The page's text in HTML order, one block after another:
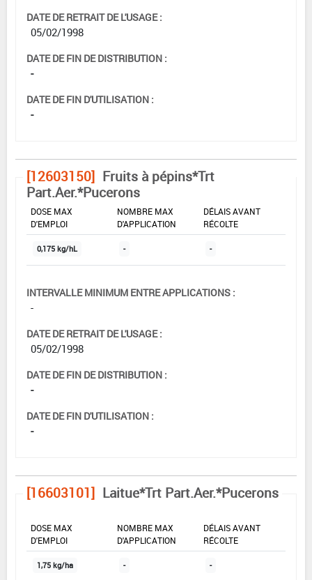
DATE DE RETRAIT DE L'USAGE :
05/02/1998
DATE DE FIN DE DISTRIBUTION :
-
DATE DE FIN D'UTILISATION :
-
[12603150] Fruits à pépins*Trt
Part.Aer.*Pucerons
DOSE MAX
D'EMPLOI
NOMBRE MAX
D'APPLICATION
DÉLAIS AVANT
RÉCOLTE
0,175 kg/hL - -
INTERVALLE MINIMUM ENTRE APPLICATIONS :
-
DATE DE RETRAIT DE L'USAGE :
05/02/1998
DATE DE FIN DE DISTRIBUTION :
-
DATE DE FIN D'UTILISATION :
-
[16603101] Laitue*Trt Part.Aer.*Pucerons
DOSE MAX
D'EMPLOI
NOMBRE MAX
D'APPLICATION
DÉLAIS AVANT
RÉCOLTE
1,75 kg/ha - -